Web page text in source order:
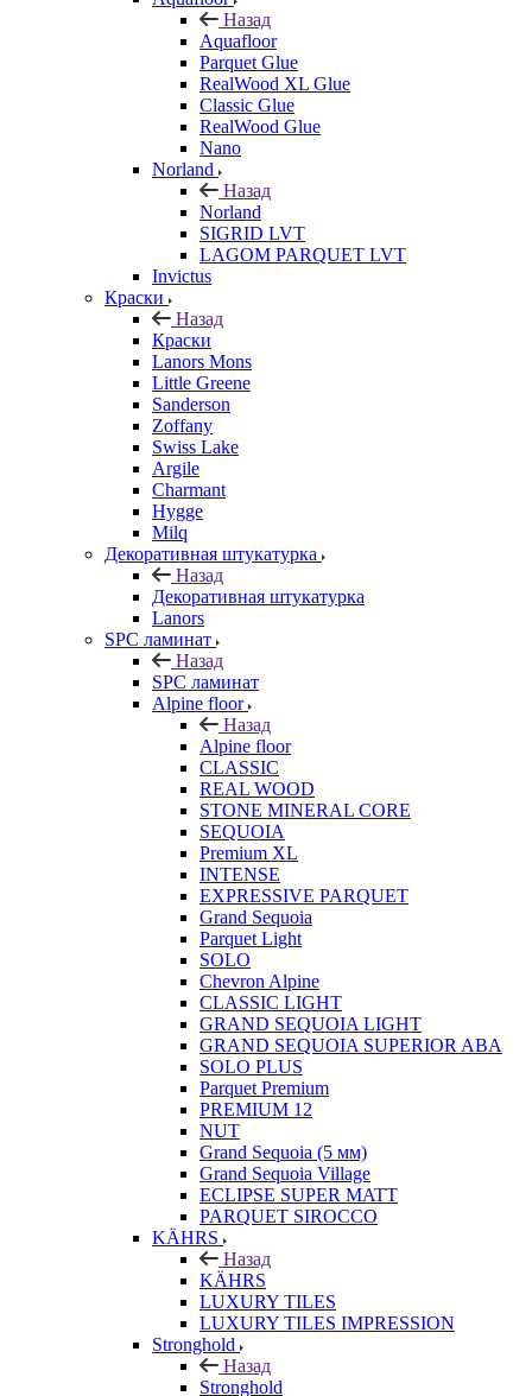
Назад
Aquafloor
Parquet Glue
RealWood XL Glue
Classic Glue
RealWood Glue
Nano
Norland
Назад
Norland
SIGRID LVT
LAGOM PARQUET LVT
Invictus
Краски
Назад
Краски
Lanors Mons
Little Greene
Sanderson
Zoffany
Swiss Lake
Argile
Charmant
Hygge
Milq
Декоративная штукатурка
Назад
Декоративная штукатурка
Lanors
SPC ламинат
Назад
SPC ламинат
Alpine floor
Назад
Alpine floor
CLASSIC
REAL WOOD
STONE MINERAL CORE
SEQUOIA
Premium XL
INTENSE
EXPRESSIVE PARQUET
Grand Sequoia
Parquet Light
SOLO
Chevron Alpine
CLASSIC LIGHT
GRAND SEQUOIA LIGHT
GRAND SEQUOIA SUPERIOR ABA
SOLO PLUS
Parquet Premium
PREMIUM 12
NUT
Grand Sequoia (5 мм)
Grand Sequoia Village
ECLIPSE SUPER MATT
PARQUET SIROCCO
KÄHRS
Назад
KÄHRS
LUXURY TILES
LUXURY TILES IMPRESSION
Stronghold
Назад
Stronghold